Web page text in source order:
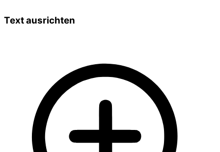
Text ausrichten